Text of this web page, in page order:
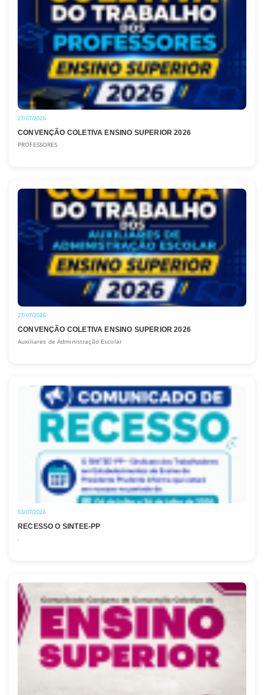
27/07/2026
CONVENÇÃO COLETIVA ENSINO SUPERIOR 2026
PROFESSORES
27/07/2026
CONVENÇÃO COLETIVA ENSINO SUPERIOR 2026
Auxiliares de Administração Escolar
03/07/2026
RECESSO O SINTEE-PP
.